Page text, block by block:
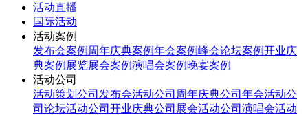
活动直播
国际活动
活动案例
发布会案例 周年庆典案例年会案例峰会论坛案例开业庆
典案例 展览展会案例演唱会案例 晚宴案例
活动公司
活动策划公司 发布会活动公司 周年庆典公司 年会活动公
司 论坛活动公司 开业庆典公司 展会活动公司 演唱会活动